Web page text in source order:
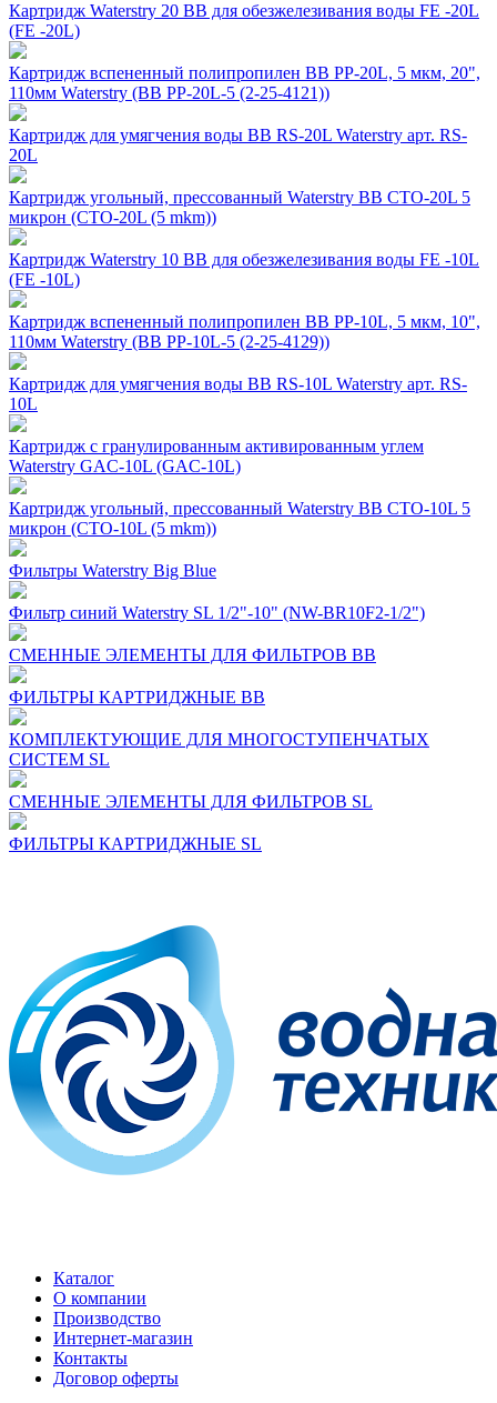
Картридж Waterstrу 20 BB для обезжелезивания воды FE -20L
(FE -20L)
Картридж вспененный полипропилен BB PP-20L, 5 мкм, 20",
110мм Waterstry (BB PP-20L-5 (2-25-4121))
Картридж для умягчения воды BB RS-20L Waterstry арт. RS-
20L
Картридж угольный, прессованный Waterstry BB CTO-20L 5
микрон (CTO-20L (5 mkm))
Картридж Waterstry 10 ВВ для обезжелезивания воды FE -10L
(FE -10L)
Картридж вспененный полипропилен BB PP-10L, 5 мкм, 10",
110мм Waterstry (BB PP-10L-5 (2-25-4129))
Картридж для умягчения воды BB RS-10L Waterstry арт. RS-
10L
Картридж с гранулированным активированным углем
Waterstry GAC-10L (GAC-10L)
Картридж угольный, прессованный Waterstry BB CTO-10L 5
микрон (CTO-10L (5 mkm))
Фильтры Waterstry Big Blue
Фильтр синий Waterstry SL 1/2"-10" (NW-BR10F2-1/2")
СМЕННЫЕ ЭЛЕМЕНТЫ ДЛЯ ФИЛЬТРОВ BB
ФИЛЬТРЫ КАРТРИДЖНЫЕ ВВ
КОМПЛЕКТУЮЩИЕ ДЛЯ МНОГОСТУПЕНЧАТЫХ
СИСТЕМ SL
СМЕННЫЕ ЭЛЕМЕНТЫ ДЛЯ ФИЛЬТРОВ SL
ФИЛЬТРЫ КАРТРИДЖНЫЕ SL
Каталог
О компании
Производство
Интернет-магазин
Контакты
Договор оферты